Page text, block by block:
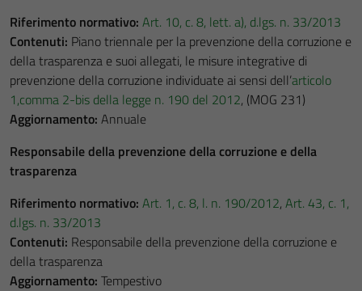
Riferimento normativo: Art. 10, c. 8, lett. a), d.lgs. n. 33/2013
Contenuti: Piano triennale per la prevenzione della corruzione e
della trasparenza e suoi allegati, le misure integrative di
prevenzione della corruzione individuate ai sensi dell’articolo
1,comma 2-bis della legge n. 190 del 2012, (MOG 231)
Aggiornamento: Annuale
Responsabile della prevenzione della corruzione e della
trasparenza
Riferimento normativo: Art. 1, c. 8, l. n. 190/2012, Art. 43, c. 1,
d.lgs. n. 33/2013
Contenuti: Responsabile della prevenzione della corruzione e
della trasparenza
Aggiornamento: Tempestivo